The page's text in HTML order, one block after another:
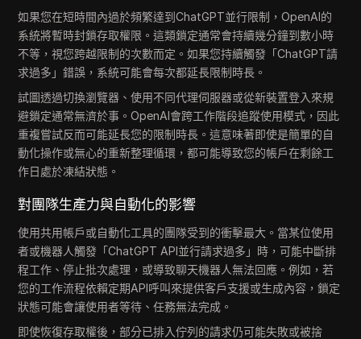
如果您在短時間內過於頻繁達到ChatGPT並行限制，OpenAI的
系統將暫時封鎖存取權限。這類鎖定通常會持續幾分鐘到數小時
不等，視您跨越限制的次數而定。如果您持續觸發「ChatGPT請
求過多」錯誤，系統可能會每次都延長限制時長。
試圖透過切換瀏覽器、使用不同代理伺服器或從新裝置登入來規
避鎖定通常無濟於事。OpenAI會跨工作階段追蹤使用模式，因此
重複嘗試反而可能延長您的限制時長。這意味著即使是簡單的自
動化操作或無心的重新整理循環，都可能導致您的帳戶在剩餘工
作日處於凍結狀態。
對團隊生產力與自動化的影響
使用共用帳戶或自動化工具的團隊受到的衝擊最大。當某位使用
者或機器人觸發「ChatGPT API並行請求過多」時，可能中斷排
程工作、停止批次處理，或導致聊天機器人無法回應。例如，若
您的工作流程依賴定期API呼叫來提供客戶支援或生成內容，鎖定
狀態可能會讓使用者等待、任務無法完成。
即使恢復存取權後，部分已排入佇列的請求仍可能失敗或被捨